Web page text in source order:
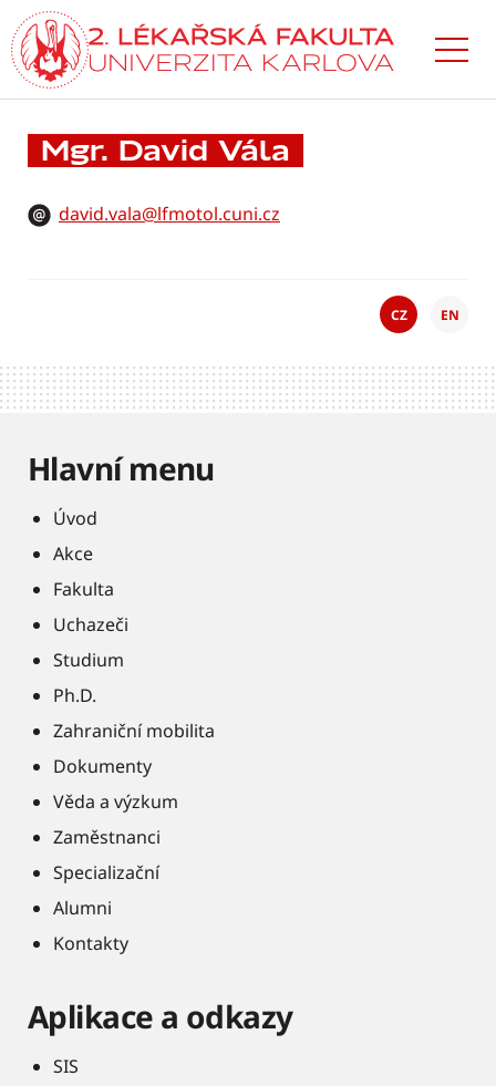
Přejít
k hlavnímu
obsahu
Mgr. David Vála
david.vala@lfmotol.cuni.cz
CZ EN
Hlavní menu
Úvod
Akce
Fakulta
Uchazeči
Studium
Ph.D.
Zahraniční mobilita
Dokumenty
Věda a výzkum
Zaměstnanci
Specializační
Alumni
Kontakty
Aplikace a odkazy
SIS